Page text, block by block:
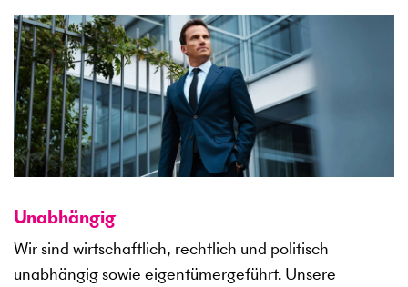
Unabhängig
Wir sind wirtschaftlich, rechtlich und politisch
unabhängig sowie eigentümergeführt. Unsere